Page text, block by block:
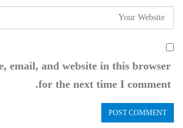
email, and website in this browser
for the next time I comment.